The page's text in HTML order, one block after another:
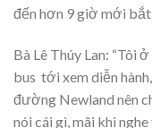
đến hơn 9 giờ mới bắt
Bà Lê Thúy Lan: “Tôi
bus tới xem diễn
đường Newland nên
nói cái gì, mãi khi